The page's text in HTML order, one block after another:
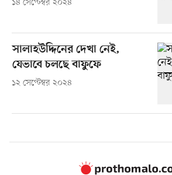
১৪ সেপ্টেম্বর ২০২৪
সালাহউদ্দিনের দেখা নেই,
যেভাবে চলছে বাফুফে
১২ সেপ্টেম্বর ২০২৪